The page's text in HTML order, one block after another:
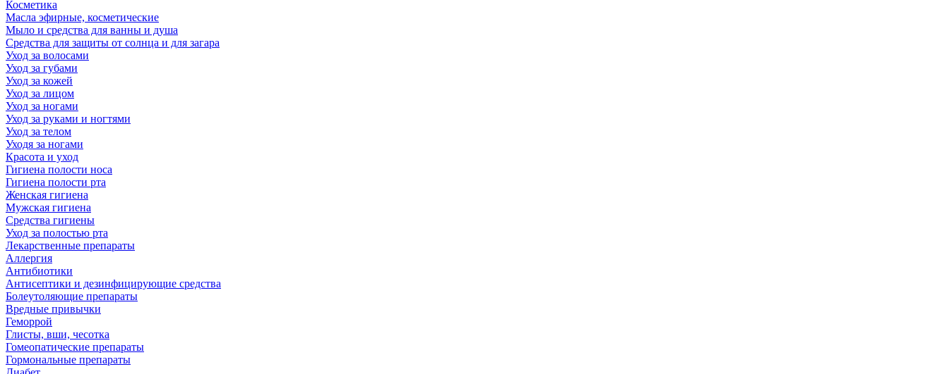
Косметика
Масла эфирные, косметические
Мыло и средства для ванны и душа
Средства для защиты от солнца и для загара
Уход за волосами
Уход за губами
Уход за кожей
Уход за лицом
Уход за ногами
Уход за руками и ногтями
Уход за телом
Уходя за ногами
Красота и уход
Гигиена полости носа
Гигиена полости рта
Женская гигиена
Мужская гигиена
Средства гигиены
Уход за полостью рта
Лекарственные препараты
Аллергия
Антибиотики
Антисептики и дезинфицирующие средства
Болеутоляющие препараты
Вредные привычки
Геморрой
Глисты, вши, чесотка
Гомеопатические препараты
Гормональные препараты